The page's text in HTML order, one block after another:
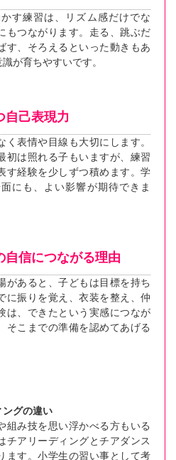
す練習は、リズム感だけでな
もつながります。走る、跳ぶだ
す、そろえるといった動きもあ
が育ちやすいです。
自己表現力
く表情や目線も大切にします。
初は照れる子もいますが、練習
す経験を少しずつ積めます。学
にも、よい影響が期待できま
自信につながる理由
があると、子どもは目標を持ち
に振りを覚え、衣装を整え、仲
は、できたという実感につなが
そこまでの準備を認めてあげる
ングの違い
組み技を思い浮かべる方もいる
チアリーディングとチアダンス
ます。小学生の習い事として考